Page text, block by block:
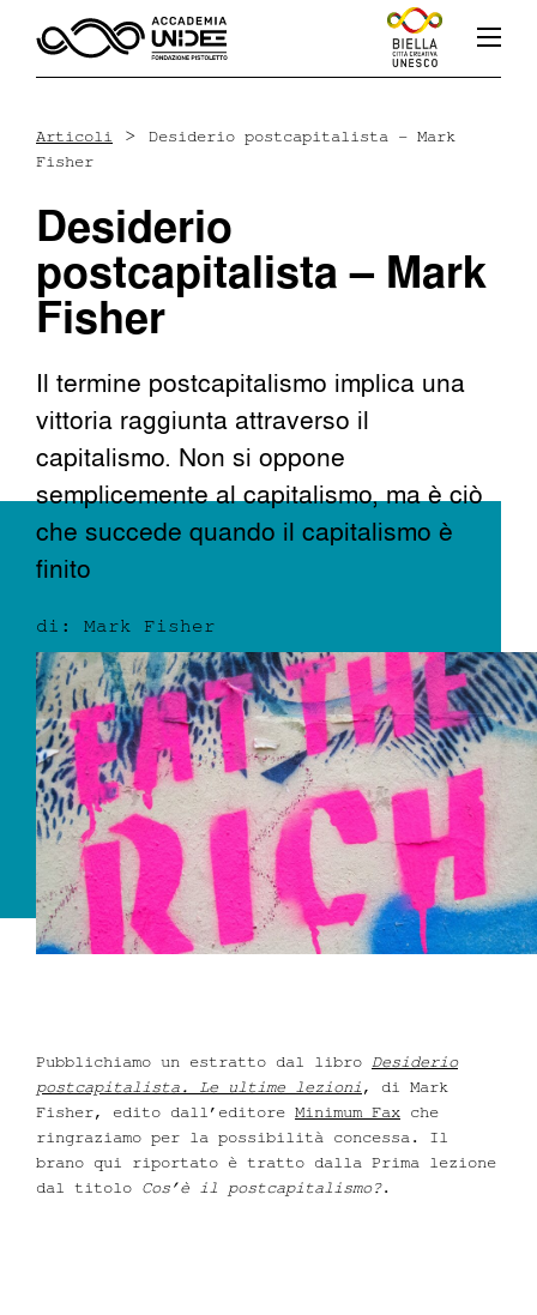
Corsi
Docenti
Dove siamo
Iscrizioni
MAAU
Articoli > Desiderio postcapitalista – Mark
Fisher
Desiderio
postcapitalista – Mark
Fisher
Il termine postcapitalismo implica una
vittoria raggiunta attraverso il
capitalismo. Non si oppone
semplicemente al capitalismo, ma è ciò
che succede quando il capitalismo è
finito
di: Mark Fisher
Pubblichiamo un estratto dal libro Desiderio
postcapitalista. Le ultime lezioni, di Mark
Fisher, edito dall’editore Minimum Fax che
ringraziamo per la possibilità concessa. Il
brano qui riportato è tratto dalla Prima lezione
dal titolo Cos’è il postcapitalismo?.